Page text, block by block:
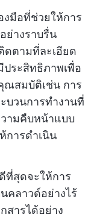
งมือที่ช่วยให้การ
ย่างราบรื่น
ตามที่ละเอียด
ประสิทธิภาพเพื่อ
ณสมบัติเช่น การ
บวนการทำงานที่
ามคืบหน้าแบบ
การดำเนิน
ที่สุดจะให้การ
คลาวด์อย่างไร้
สารได้อย่าง